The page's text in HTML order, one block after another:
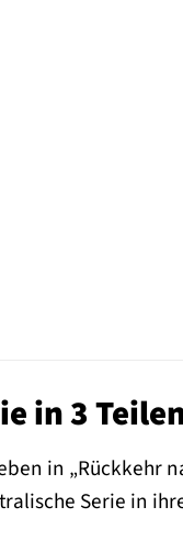
in 3
in „Rückkehr
Serie in